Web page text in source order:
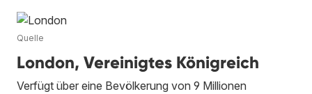
Quelle
London, Vereinigtes Königreich
Verfügt über eine Bevölkerung von 9 Millionen